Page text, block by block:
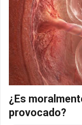
¿Es
provocado?